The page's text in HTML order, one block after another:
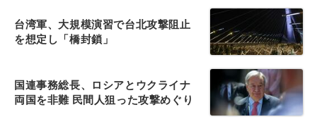
台湾軍、大規模演習で台北攻撃阻止
を想定し「橋封鎖」
国連事務総長、ロシアとウクライナ
両国を非難 民間人狙った攻撃めぐり